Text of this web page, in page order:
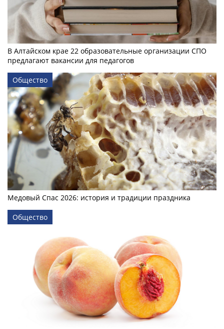
В Алтайском крае 22 образовательные организации СПО
предлагают вакансии для педагогов
Общество
Медовый Спас 2026: история и традиции праздника
Общество